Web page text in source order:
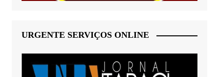
URGENTE SERVIÇOS ONLINE